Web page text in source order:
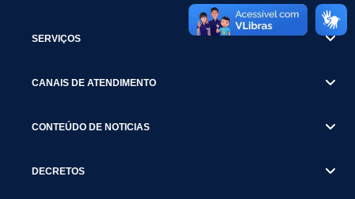
SERVIÇOS
CANAIS DE ATENDIMENTO
CONTEÚDO DE NOTICIAS
DECRETOS